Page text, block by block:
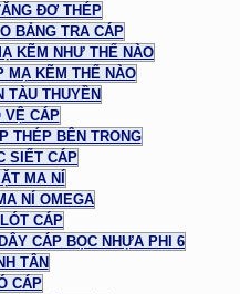
ĐƠ THÉP
BẢNG TRA CÁP
KẼM NHƯ THẾ NÀO
MẠ KẼM THẾ NÀO
TÀU THUYỀN
VỆ CÁP
THÉP BÊN TRONG
SIẾT CÁP
MA NÍ
NÍ OMEGA
CÁP
CÁP BỌC NHỰA PHI 6
TÂN
CÁP